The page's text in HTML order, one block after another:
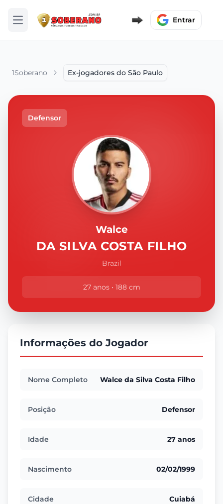
Abrir menu Entrar
1Soberano Ex-jogadores do São Paulo
Defensor
Walce
DA SILVA COSTA FILHO
Brazil
27 anos • 188 cm
Informações do Jogador
Nome Completo Walce da Silva Costa Filho
Posição Defensor
Idade 27 anos
Nascimento 02/02/1999
Cidade Cuiabá